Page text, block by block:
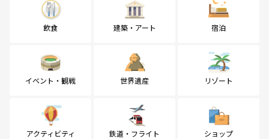
飲食 建築・アート 宿泊
イベント・観戦 世界遺産 リゾート
アクティビティ 鉄道・フライト ショップ